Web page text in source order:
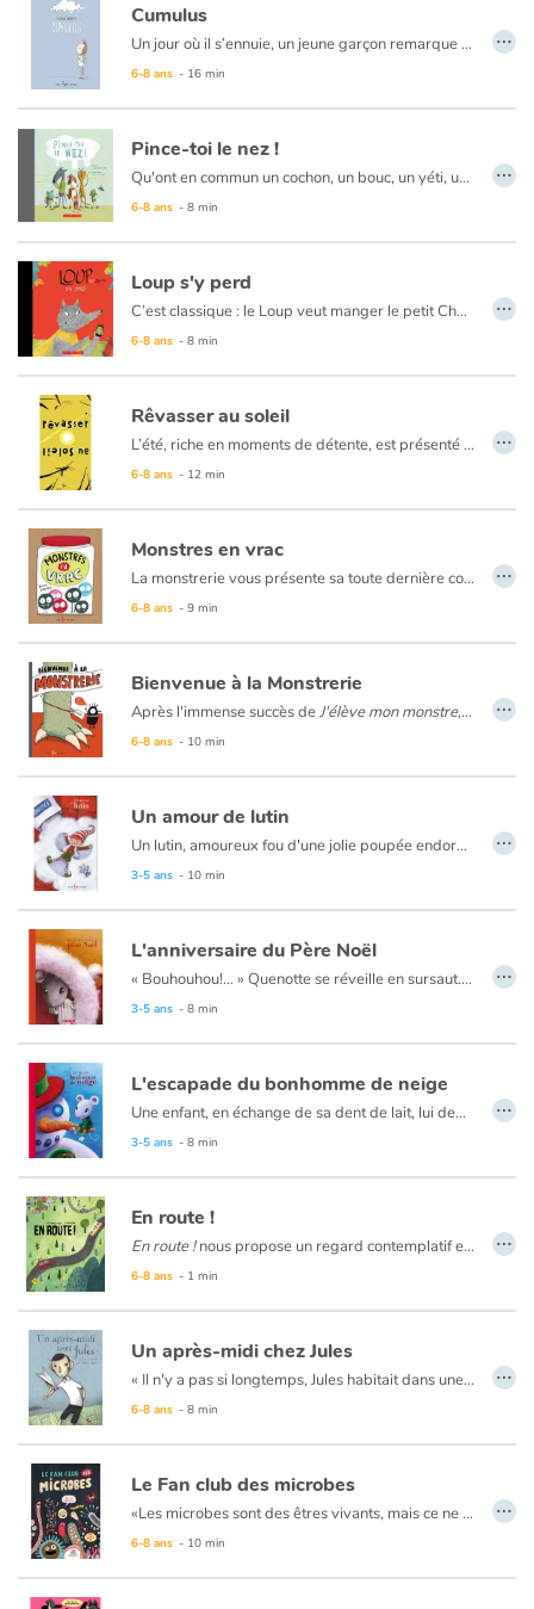
Cumulus
Un jour où il s’ennuie, un jeune garçon remarque un cumulus qui flotte seul dans le ciel. Touché par la situation du nuage, qui ressemble étrangement à la sienne, le jeune solitaire entame le dialogue avec le cumulus. Ensemble, ils parcourent le village. Doucement, le garçon se confie au sujet de la séparation de ses parents, de sa solitude, de son école et de la vie en général.
6-8 ans - 16 min
…
Pince-toi le nez !
Qu'ont en commun un cochon, un bouc, un yéti, un chien et un dragon ? Ils ont tous mauvaise haleine ! Frédérique Loew nous propose un album aussi amusant que dégoûtant avec une parcelle de tendresse en prime. Cet album matelassé présente avec un humour décapant les répercussions de la mauvaise haleine d'une dizaine d'animaux. Des rimes rigolotes accompagnées d'illustrations tout aussi craquantes feront rire aux éclats les enfants. Grâce au thème des odeurs, les enfants et leurs parents pourront s'amuser à trouver d'autres odeurs et d'autres rimes.
6-8 ans - 8 min
…
Loup s'y perd
C’est classique : le Loup veut manger le petit Chaperon rouge et sa grand-mère. Armé de son téléphone intelligent muni d’un GPS, il se croit invincible et rusé. Il apprendra à ses dépens que la technologie, ça flanche parfois… Une histoire cocasse pleine de rebondissements.
6-8 ans - 8 min
…
Rêvasser au soleil
L’été, riche en moments de détente, est présenté ici avec simplicité et douceur. Le prétexte : une fillette, en vacances chez son oncle, déambule autour de la maison et croise divers protagonistes qui, tous, les uns après les autres, empruntent quelques minutes à leur routine pour se détendre et observer ce que le ciel estival a à leur offrir. La poésie minimaliste du texte est telle qu’elle suggère un autre regard sur les actions des personnages ; monter la garde peut se faire de plusieurs façons, alors que préparer le repas et lire le journal ont, ici, une toute nouvelle définition.
6-8 ans - 12 min
…
Monstres en vrac
La monstrerie vous présente sa toute dernière collection de monstres! Venez vite découvrir nos nouvelles bestioles ! Nous avons des monstres qui viennent d’ici, des monstres qui viennent d’ailleurs, et même des monstres qui viennent de nulle part!
6-8 ans - 9 min
…
Bienvenue à la Monstrerie
Après l'immense succès deJ'élève mon monstre, publié en 2003, Élise Gravel nous revient avec tout le mordant qu'on lui connaît. Vous entrerez ici dans la grande Monstrerie, où vous découvrirez les nouveaux monstres à la mode, les accessoires qui leurs conviennent, les monstres en solde et les dernières découvertes qui feront rougir de jalousie tous les propriétaires de monstres. Le meilleur endroit pour trouver le monstre idéal ou pour lui offrir un accessoire digne de sa superbe beauté ? C'est bien entendu à la Monstrerie !
6-8 ans - 10 min
…
Un amour de lutin
Un lutin, amoureux fou d'une jolie poupée endormie, tente par tous les moyens de la réveiller. Quenotte, toujours prête à venir en aide à ses amis de passage, apprendra au lutin de quoi sont faits les vrais cadeaux.
3-5 ans - 10 min
…
L'anniversaire du Père Noël
« Bouhouhou!... » Quenotte se réveille en sursaut. Elle regarde le réveil et est bien étonnée : ce n'est pas l'heure de se lever! Pourquoi donc a-t-elle ouvert les yeux au milieu de la nuit? « Bouhouhou! ... » Voilà! Ça recommence! C'est ce bruit bizarre qui l'a réveillée! Quelqu'un pleure à chaudes larmes dans la pièce d'à côté! Celui qui pleure est le père Noël. Personne ne pense à son anniversaire. Quenotte la souris va s'en occuper!
3-5 ans - 8 min
…
L'escapade du bonhomme de neige
Une enfant, en échange de sa dent de lait, lui demande de sauver son bonhomme de neige plutôt que de lui donner la pièce habituelle. Intriguée, Quenotte tentera de le sauver et cela ne sera pas de tout repos! Les enfants riront en lisant les aventures de ce bonhomme de neige si enjoué. Et ils seront ravis de la tournure des événements à la fin. En espérant qu'ils ne seront pas trop nombreux à demander un service à cette gentille Quenotte...
3-5 ans - 8 min
…
En route !
En route !nous propose un regard contemplatif et tout en poésie sur les chemins qui jalonnent nos vies. Sur les voies que l’on choisit et sur les routes que l’on prend. Une invitation à nous arrêter et à profiter pleinement de notre environnement et de tous ces moments qui forment notre quotidien et qui bâtissent nos souvenirs.
6-8 ans - 1 min
…
Un après-midi chez Jules
« Il n'y a pas si longtemps, Jules habitait dans une toute petite maison. La cuisine était dans le salon, le lit, dans la bibliothèque, le bain, dans la cuisine... »
Mais Jules s'ennuie : plus rien ne l'amuse, pas même sa collection de moustaches. Jusqu'au jour où la simple confection d'un avion en papier lui permet de rencontrer tous les gens du voisinage, dont une petite fille de son âge.
6-8 ans - 8 min
…
Le Fan club des microbes
«Les microbes sont des êtres vivants, mais ce ne sont ni des animaux, ni des plantes, ni des insectes. (…) Même si on ne peut les voir, ils sont absolument partout autour de nous! Nous vivons dans un monde rempli de germes! »
6-8 ans - 10 min
…